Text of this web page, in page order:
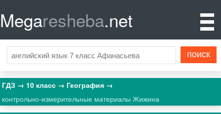
Megaresheba.net
ГДЗ 10 класс
География
контрольно-измерительные материалы Жижина